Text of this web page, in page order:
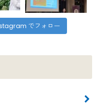
でフォロー